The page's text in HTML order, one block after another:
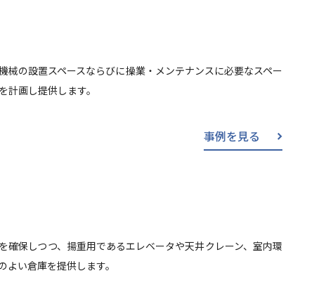
の設置スペースならびに操業・メンテナンスに必要なスペー
画し提供します。
事例を見る
保しつつ、揚重用であるエレベータや天井クレーン、室内環
い倉庫を提供します。